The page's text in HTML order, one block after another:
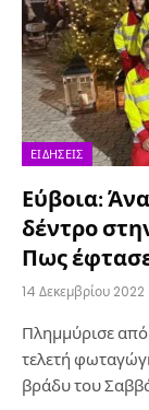
ΕΙΔΉΣΕΙΣ
Εύβοια:
δέντρο
Πως
14 Δεκεμβρίου 2022
Πλημμύρισε
τελετή
βράδυ του